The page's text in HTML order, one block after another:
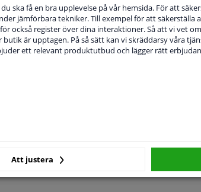
Höger
Hagus
3 år
ska få en bra upplevelse på vår hemsida. För att
jämförbara tekniker. Till exempel för att
också register över dina interaktioner. Så att vi vet
är upptagen. På så sätt kan vi skräddarsy våra
ett relevant produktutbud och lägger rätt
Att justera